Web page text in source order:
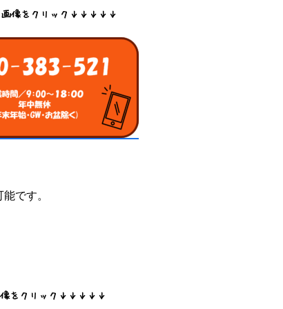
像をクリック↓↓↓↓↓
能です。
をクリック↓↓↓↓↓